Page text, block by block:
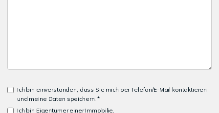
Ich bin einverstanden, dass Sie mich per Telefon/E-Mail kontaktieren
und meine Daten speichern. *
Ich bin Eigentümer einer Immobilie.